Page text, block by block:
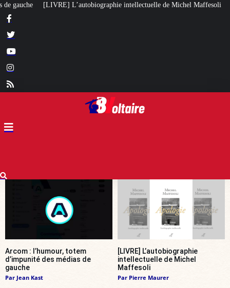
intellectuelle de Michel Maffesoli Pour regagner son influence en
Arcom : l’humour, totem
d’impunité des médias de
gauche
Par Jean Kast
[LIVRE] L’autobiographie
intellectuelle de Michel
Maffesoli
Par Pierre Maurer